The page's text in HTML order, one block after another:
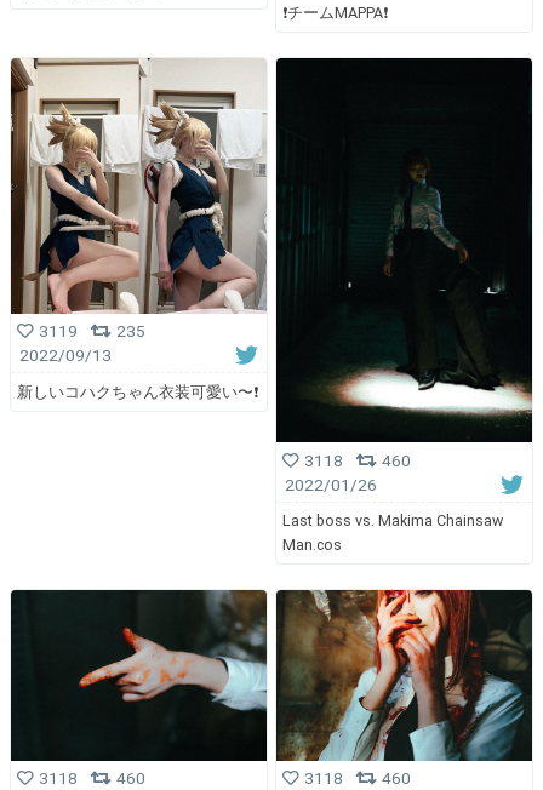
❗️チームMAPPA❗️
3119
235
2022/09/13
新しいコハクちゃん衣装可愛い〜❗️
3118
460
2022/01/26
Last boss vs. Makima Chainsaw
Man.cos
3118 460 3118 460